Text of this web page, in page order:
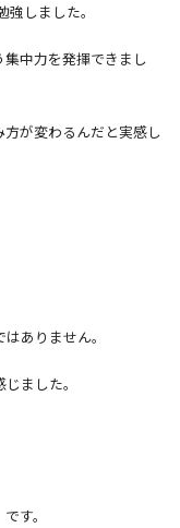
しました。
中力を発揮できまし
が変わるんだと実感し
ありません。
ました。
す。